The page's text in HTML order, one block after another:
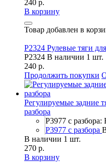
240 р.
В корзину
Товар добавлен в
P2324 Рулевые тяги
P2324 В наличии 1 шт.
240 р.
Продолжить покупки
Регулируемые задние
разбора
P3977 с
P3977 с разбора
В наличии 1 шт.
270 р.
В корзину